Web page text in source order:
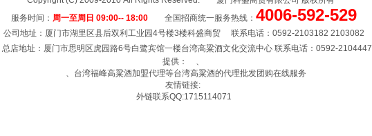
服务时间： 周一至周日 09:00-- 18:00 全国招商统一服务热线： 4006-592-529
公司地址：厦门市湖里区县后双利工业园4号楼3楼科盛商贸 联系电话：0592-2103182 2103082
总店地址：厦门市思明区虎园路6号白鹭宾馆一楼台湾高粱酒文化交流中心 联系电话：0592-2104447
提供：
、
、台湾福峰高粱酒加盟代理等台湾高粱酒的代理批发团购在线服务
友情链接:
外链联系QQ:1715114071